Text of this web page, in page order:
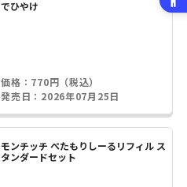
でひやけ
価格：770円（税込）
発売日：2026年07月25日
モンチッチ ぺたもりしーるリフィル ス
タンダードセット